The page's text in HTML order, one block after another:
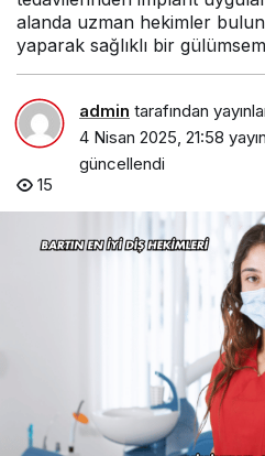
alanda uzman hekimler
yaparak sağlıklı bir
admin tarafından
4 Nisan 2025, 21:58
güncellendi
15